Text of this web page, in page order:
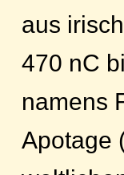
aus
470 nC
namens
Apotage